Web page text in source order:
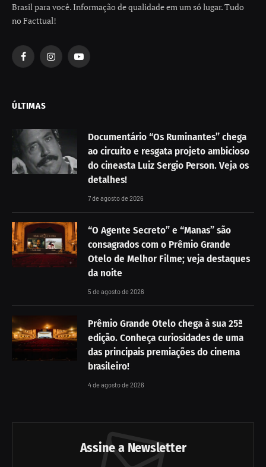
Brasil para você. Informação de qualidade em um só lugar. Tudo
no Facttual!
FacebookInstagramYouTube
ÚLTIMAS
Documentário “Os Ruminantes” chega
ao circuito e resgata projeto ambicioso
do cineasta Luiz Sergio Person. Veja os
detalhes!
7 de agosto de 2026
“O Agente Secreto” e “Manas” são
consagrados com o Prêmio Grande
Otelo de Melhor Filme; veja destaques
da noite
5 de agosto de 2026
Prêmio Grande Otelo chega à sua 25ª
edição. Conheça curiosidades de uma
das principais premiações do cinema
brasileiro!
4 de agosto de 2026
Assine a Newsletter